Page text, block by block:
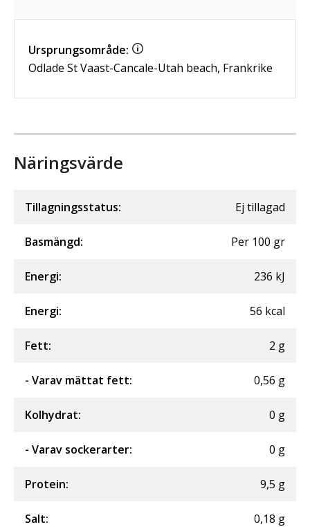
Ursprungsområde:
Odlade St Vaast-Cancale-Utah beach, Frankrike
Näringsvärde
Tillagningsstatus: Ej tillagad
Basmängd: Per 100 gr
Energi: 236 kJ
Energi: 56 kcal
Fett: 2 g
- Varav mättat fett: 0,56 g
Kolhydrat: 0 g
- Varav sockerarter: 0 g
Protein: 9,5 g
Salt: 0,18 g